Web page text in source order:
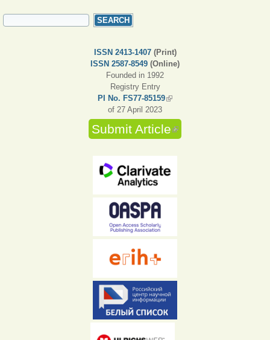
SEARCH FORM
ISSN 2413-1407(Print)
ISSN 2587-8549 (Online)
Founded in 1992
Registry Entry
PI No. FS77-85159(link is external)
of 27 April 2023
Submit Article(link is external)